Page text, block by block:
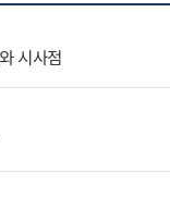
시사점